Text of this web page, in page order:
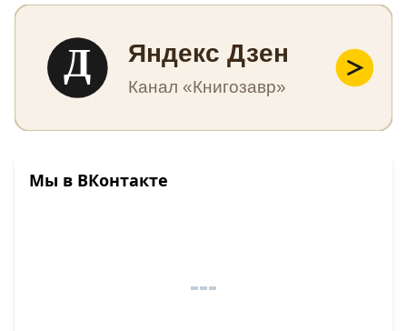
Д Яндекс Дзен
Канал «Книгозавр»
Мы в ВКонтакте